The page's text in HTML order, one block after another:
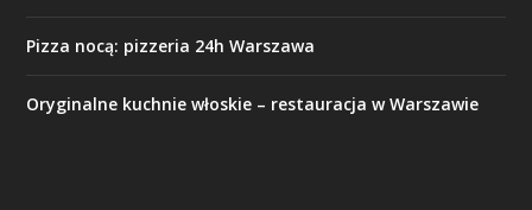
Pizza nocą: pizzeria 24h Warszawa
Oryginalne kuchnie włoskie – restauracja w Warszawie